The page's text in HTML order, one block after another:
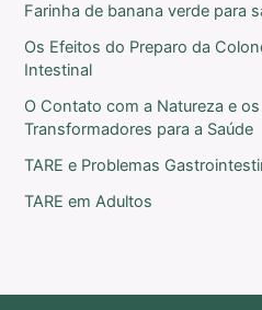
Farinha de banana verde para
Os Efeitos do Preparo da
Intestinal
O Contato com a Natureza e
Transformadores para a Saúde
TARE e Problemas
TARE em Adultos